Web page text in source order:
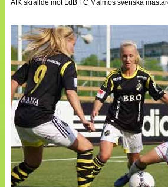
Bloggar
Webb-TV
Cuper
Medlemsbilder
Till klubbkassan
NÄTverket
Split vision
Om oss
Annonsera
Statistik
Tipsa Damfotboll
Kontakt
AIK skrällde mot LdB FC Malmös svenska